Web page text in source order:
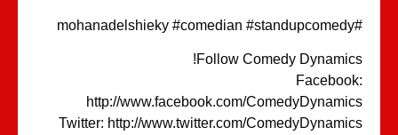
Follow Comedy
http://www.facebook.com/
Twitter: http://www.twitter.com/